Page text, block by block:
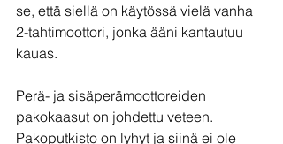
se, että siellä on käytössä vielä vanha
2-tahtimoottori, jonka ääni kantautuu
kauas.
Perä- ja sisäperämoottoreiden
pakokaasut on johdettu veteen.
Pakoputkisto on lyhyt ja siinä ei ole